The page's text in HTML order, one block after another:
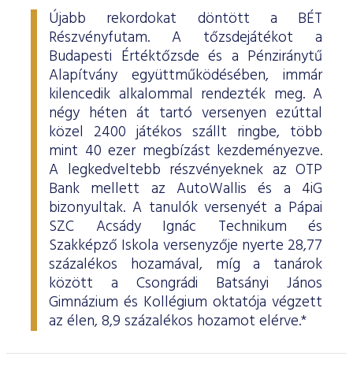
Újabb rekordokat döntött a BÉT
Részvényfutam. A tőzsdejátékot a
Budapesti Értéktőzsde és a Pénziránytű
Alapítvány együttműködésében, immár
kilencedik alkalommal rendezték meg. A
négy héten át tartó versenyen ezúttal
közel 2400 játékos szállt ringbe, több
mint 40 ezer megbízást kezdeményezve.
A legkedveltebb részvényeknek az OTP
Bank mellett az AutoWallis és a 4iG
bizonyultak. A tanulók versenyét a Pápai
SZC Acsády Ignác Technikum és
Szakképző Iskola versenyzője nyerte 28,77
százalékos hozamával, míg a tanárok
között a Csongrádi Batsányi János
Gimnázium és Kollégium oktatója végzett
az élen, 8,9 százalékos hozamot elérve.*